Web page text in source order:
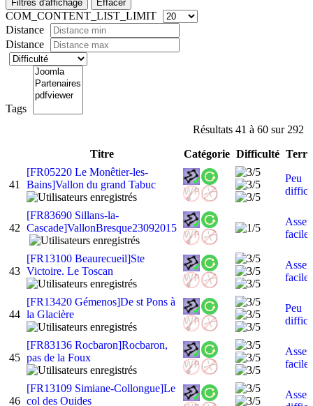
Filtres d'affichage Effacer
COM_CONTENT_LIST_LIMIT
Distance
Distance
Tags
Résultats 41 à 60 sur 292
Titre Catégorie Difficulté
41
[FR05220 Le Monêtier-les-
Bains]Vallon du grand Tabuc
Peu
42
[FR83690 Sillans-la-
Cascade]VallonBresque23092015
Assez
facile
43
[FR13100 Beaurecueil]Ste
Victoire. Le Toscan
Assez
facile
44
[FR13420 Gémenos]De st Pons à
la Glacière
Peu
45
[FR83136 Rocbaron]Rocbaron,
pas de la Foux
Assez
facile
46
[FR13109 Simiane-Collongue]Le
col des Ouides
Assez